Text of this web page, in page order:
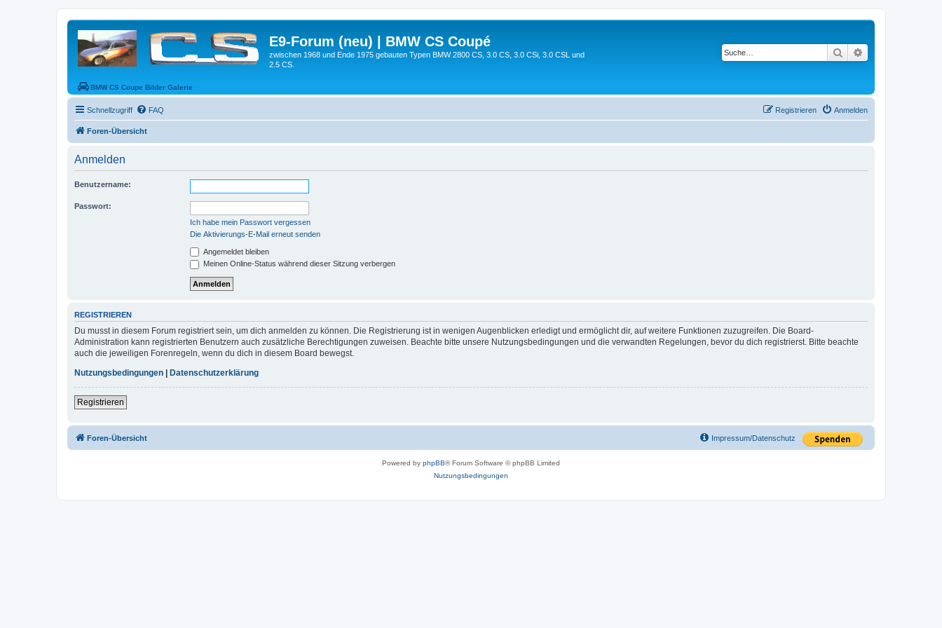
E9-Forum (neu) | BMW CS Coupé
zwischen 1968 und Ende 1975 gebauten Typen BMW 2800 CS, 3.0 CS, 3.0 CSi, 3.0 CSL und
2.5 CS.
BMW CS Coupe Bilder Galerie
Suche
Schnellzugriff FAQ Anmelden
Registrieren
Foren-Übersicht
Anmelden
Benutzername:
Passwort:
Ich habe mein Passwort vergessen
Die Aktivierungs-E-Mail erneut senden
Angemeldet bleiben
Meinen Online-Status während dieser Sitzung verbergen
REGISTRIEREN
Du musst in diesem Forum registriert sein, um dich anmelden zu können. Die Registrierung ist in wenigen Augenblicken erledigt und ermöglicht dir, auf weitere Funktionen zuzugreifen. Die Board-
Administration kann registrierten Benutzern auch zusätzliche Berechtigungen zuweisen. Beachte bitte unsere Nutzungsbedingungen und die verwandten Regelungen, bevor du dich registrierst. Bitte beachte
auch die jeweiligen Forenregeln, wenn du dich in diesem Board bewegst.
Nutzungsbedingungen
Datenschutzerklärung
Registrieren
Foren-Übersicht Impressum/Datenschutz
Powered by phpBB® Forum Software © phpBB Limited
Nutzungsbedingungen